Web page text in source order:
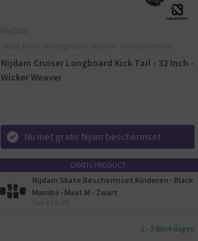
Nijdam
Skate, Wave- en Longboard - Nijdam - Volwassenen en
Nijdam Cruiser Longboard Kick Tail - 32 Inch -
Wicker Weaver
Nu met gratis Nijam beschermset
GRATIS PRODUCT
Nijdam Skate Beschermset Kinderen - Black
Mamba - Maat M - Zwart
1 - 3 Werkdagen